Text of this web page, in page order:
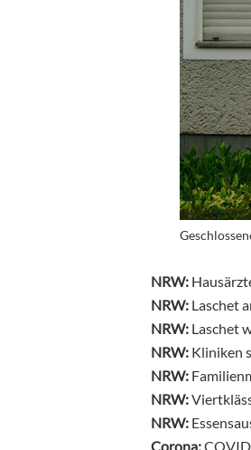
NRW:
NRW: Laschet
NRW: Laschet
NRW: Kliniken
NRW:
NRW:
NRW:
Corona: